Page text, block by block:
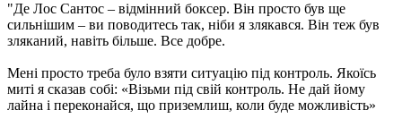
"Де Лос Сантос – відмінний боксер. Він просто був ще
сильнішим – ви поводитесь так, ніби я злякався. Він теж був
зляканий, навіть більше. Все добре.
Мені просто треба було взяти ситуацію під контроль. Якоїсь
миті я сказав собі: «Візьми під свій контроль. Не дай йому
лайна і переконайся, що приземлиш, коли буде можливість»